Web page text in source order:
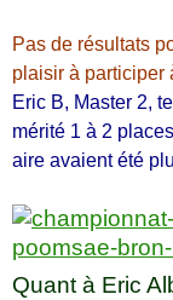
Pas de résultats
plaisir à participer
Eric B, Master 2,
mérité 1 à 2
aire avaient été
Quant à Eric